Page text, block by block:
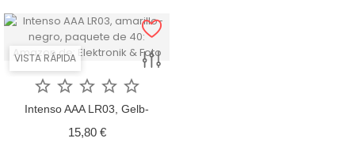
VISTA RÁPIDA
    
Intenso AAA LR03, Gelb-
Schwarz, 40 Pack
15,80 €Precio